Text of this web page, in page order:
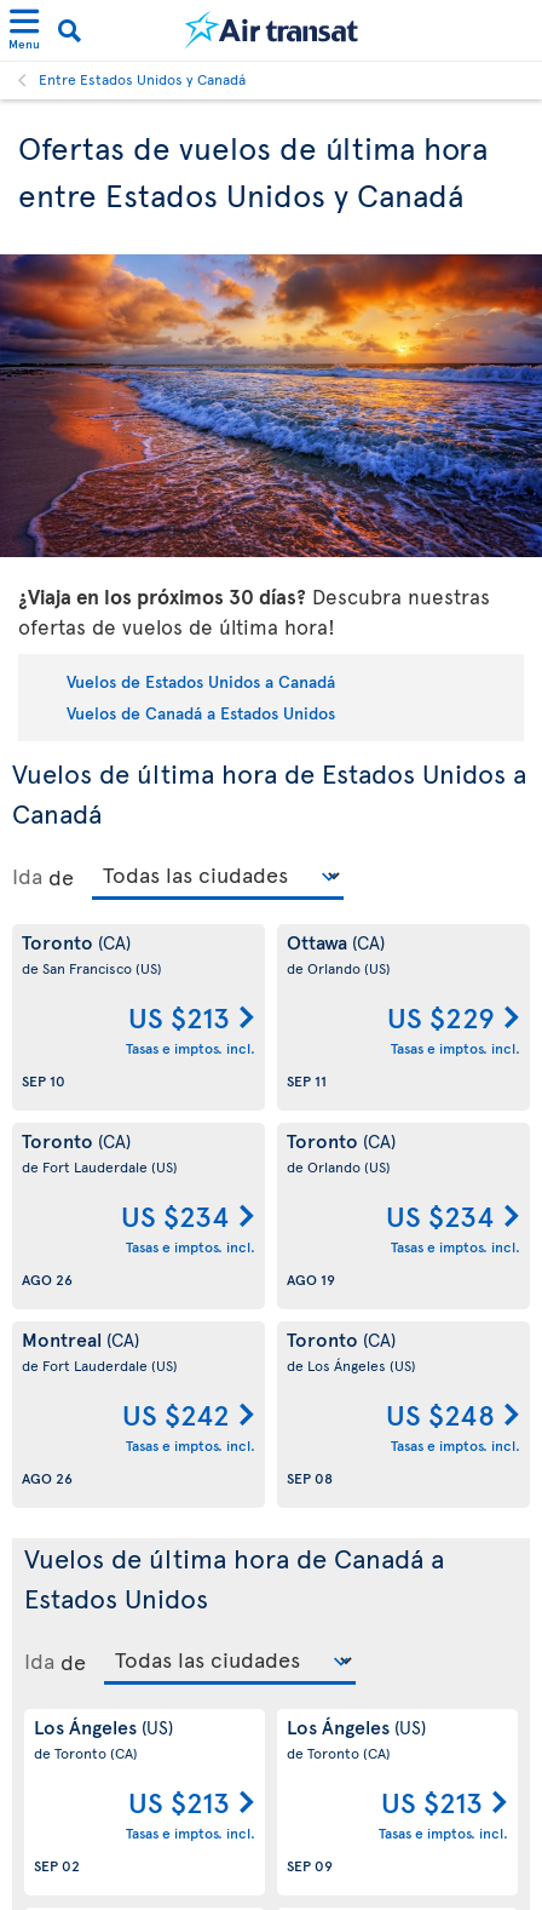
Menu
Entre Estados Unidos y Canadá
Ofertas de vuelos de última hora
entre Estados Unidos y Canadá
¿Viaja en los próximos 30 días? Descubra nuestras
ofertas de vuelos de última hora!
Vuelos de Estados Unidos a Canadá
Vuelos de Canadá a Estados Unidos
Vuelos de última hora de Estados Unidos a
Canadá
Ida de
Toronto (CA)
de San Francisco(US)
US $213
Tasas e imptos. incl.
SEP 10
Ottawa (CA)
de Orlando(US)
US $229
Tasas e imptos. incl.
SEP 11
Toronto (CA)
de Fort Lauderdale (US)
US $234
Tasas e imptos. incl.
AGO 26
Toronto (CA)
de Orlando(US)
US $234
Tasas e imptos. incl.
AGO 19
Montreal (CA)
de Fort Lauderdale (US)
US $242
Tasas e imptos. incl.
AGO 26
Toronto (CA)
de Los Ángeles (US)
US $248
Tasas e imptos. incl.
SEP 08
Vuelos de última hora de Canadá a
Estados Unidos
Ida de
Los Ángeles (US)
de Toronto(CA)
US $213
Tasas e imptos. incl.
SEP 02
Los Ángeles (US)
de Toronto(CA)
US $213
Tasas e imptos. incl.
SEP 09